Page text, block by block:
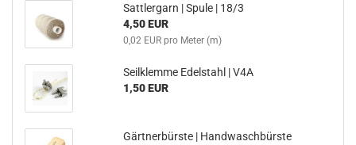
Sattlergarn | Spule | 18/3
4,50 EUR
0,02 EUR pro Meter (m)
Seilklemme Edelstahl | V4A
1,50 EUR
Gärtnerbürste | Handwaschbürste